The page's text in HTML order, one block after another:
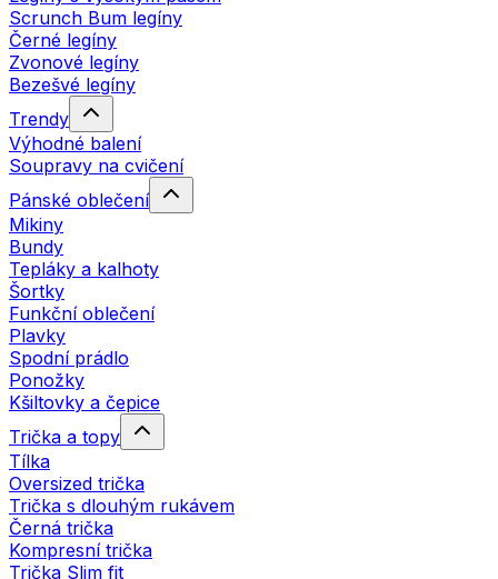
Scrunch Bum legíny
Černé legíny
Zvonové legíny
Bezešvé legíny
Trendy
Výhodné balení
Soupravy na cvičení
Pánské oblečení
Mikiny
Bundy
Tepláky a kalhoty
Šortky
Funkční oblečení
Plavky
Spodní prádlo
Ponožky
Kšiltovky a čepice
Trička a topy
Tílka
Oversized trička
Trička s dlouhým rukávem
Černá trička
Kompresní trička
Trička Slim fit